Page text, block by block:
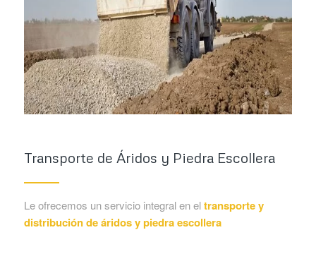
Transporte de Áridos y Piedra Escollera
Le ofrecemos un servicio integral en eltransporte y
distribución de áridos y piedra escollera